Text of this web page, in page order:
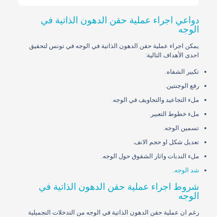
دواعي اجراء عملية حقن الدهون الذاتية في
الوجه
يمكن اجراء عملية حقن الدهون الذاتية في الوجه في تونس لتحقيق
احدى الأهداف التالية:
تكبير الشفاه.
رفع الوجنتين.
ملء التجاعيد والتجاويف في الوجه.
ملء خطوط التعبير.
تسمين الوجه.
تعديل شكل او حجم الانف.
ملء الندبات واثار الشقوق حول الوجه.
شد الوجه.
شروط اجراء عملية حقن الدهون الذاتية في
الوجه
رغم ان عملية حقن الدهون الذاتية في الوجه من التدخلات التجميلية